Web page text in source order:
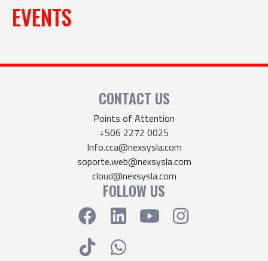
EVENTS
CONTACT US
Points of Attention
+506 2272 0025
Info.cca@nexsysla.com
soporte.web@nexsysla.com
cloud@nexsysla.com
FOLLOW US